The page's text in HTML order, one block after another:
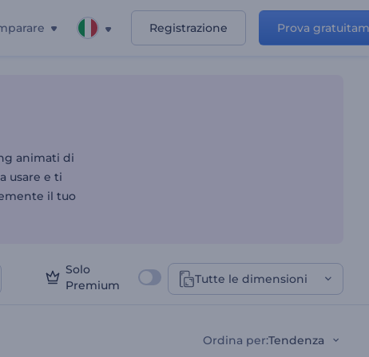
Registrazione Prova
animati di
usare e ti
il tuo
Solo
Premium
Tutte le dimensioni
Ordina per:Tendenza